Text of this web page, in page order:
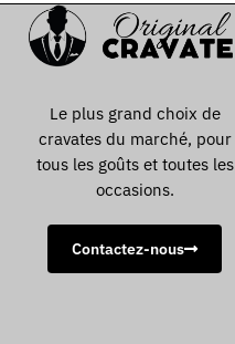
Le plus grand choix de
cravates du marché, pour
tous les goûts et toutes les
occasions.
Contactez-nous